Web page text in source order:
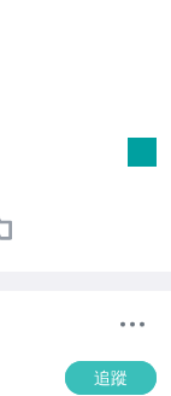
追蹤